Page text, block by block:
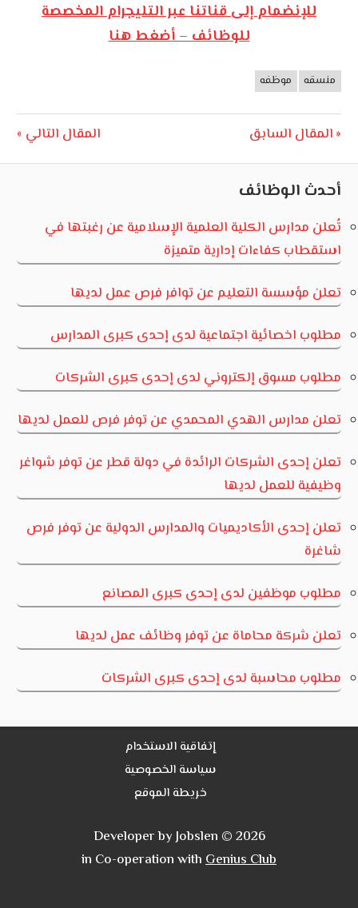
للإنضمام إلى قناتنا عبر التليجرام المخصصة
للوظائف – أضغط هنا
وظائف
منسقه موظفه
تصفّح
المقالات
Previous
المقال السابق
Next
المقال التالي
أحدث الوظائف
تُعلن مدارس الكلية العلمية الإسلامية عن رغبتها في
استقطاب كفاءات إدارية متميزة
تعلن مؤسسة التعليم عن توافر فرص عمل لديها
مطلوب اخصائية اجتماعية لدى إحدى كبرى المدارس
مطلوب مسوق إلكتروني لدى إحدى كبرى الشركات
تعلن مدارس الهدي المحمدي عن توفر فرص للعمل لديها
تعلن إحدى الشركات الرائدة في دولة قطر عن توفر شواغر
وظيفية للعمل لديها
تعلن إحدى الأكاديميات والمدارس الدولية عن توفر فرص
شاغرة
مطلوب موظفين لدى إحدى كبرى المصانع
تعلن شركة محاماة عن توفر وظائف عمل لديها
مطلوب محاسبة لدى إحدى كبرى الشركات
إتفاقية الاستخدام
سياسة الخصوصية
خريطة الموقع
Developer by Jobslen © 2026
in Co-operation withGenius Club